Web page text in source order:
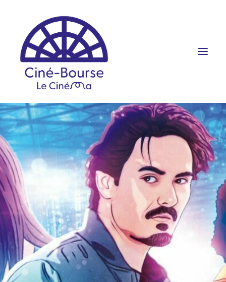
FILMS ET HORAIRES
ÉVÉNEMENTS
SCOLAIRES
PRATIQUE
RÉSERVATION
PROGRAMME